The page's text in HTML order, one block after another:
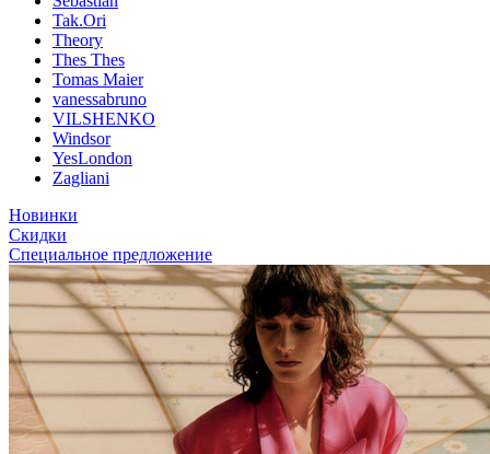
Tak.Ori
Theory
Thes Thes
Tomas Maier
vanessabruno
VILSHENKO
Windsor
YesLondon
Zagliani
Новинки
Скидки
Специальное предложение